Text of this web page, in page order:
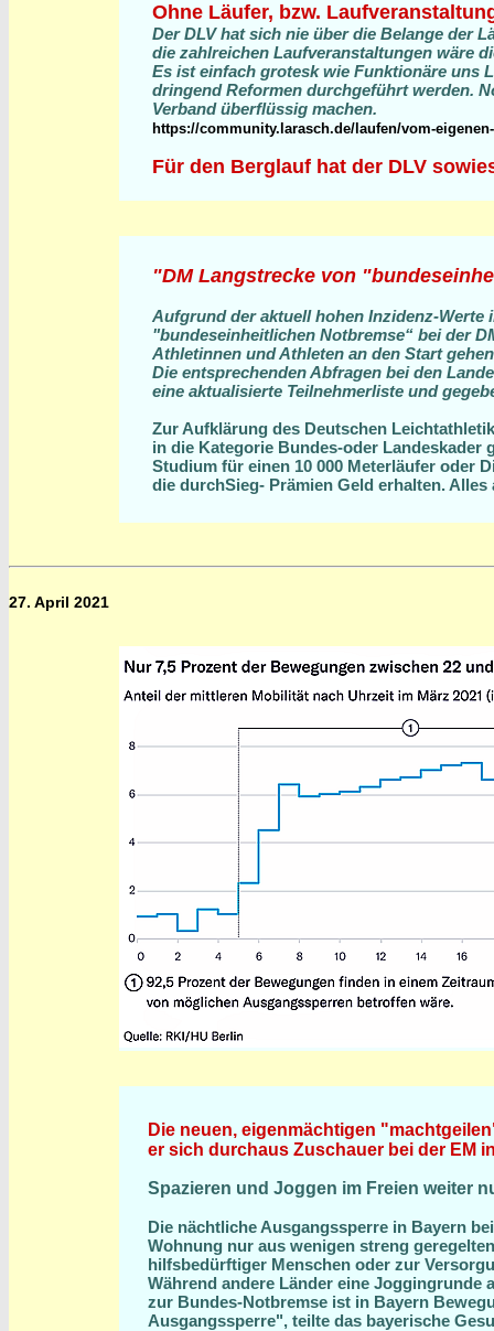
Ohne Läufer, bzw.
Der DLV hat sich nie über die Belange der
die zahlreichen Laufveranstaltungen wäre
Es ist einfach grotesk wie Funktionäre uns
dringend Reformen durchgeführt werden.
Verband überflüssig machen.
https://community.larasch.de/laufen/vom-
Für den Berglauf hat der DLV
"DM Langstrecke von
Aufgrund der aktuell hohen Inzidenz-
"bundeseinheitlichen Notbremse“ bei der
Athletinnen und Athleten an den Start
Die entsprechenden Abfragen bei den
eine aktualisierte Teilnehmerliste und
Zur Aufklärung des Deutschen
in die Kategorie Bundes-oder Landeskader
Studium für einen 10 000 Meterläufer oder
die durchSieg- Prämien Geld erhalten.
27. April 2021
Die neuen, eigenmächtigen
er sich durchaus Zuschauer bei der EM
Spazieren und Joggen im Freien weiter
Die nächtliche Ausgangssperre in Bayern
Wohnung nur aus wenigen streng
hilfsbedürftiger Menschen oder zur
Während andere Länder eine
zur Bundes-Notbremse ist in Bayern
Ausgangssperre", teilte das bayerische